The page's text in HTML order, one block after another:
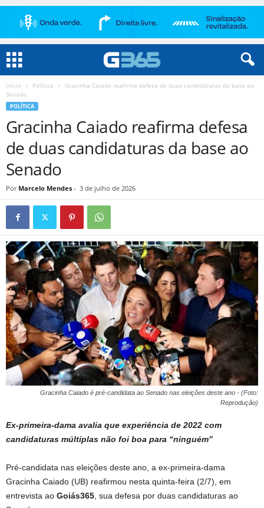
Início Política
Gracinha Caiado reafirma defesa de duas candidaturas da base ao
Senado
POLÍTICA
Gracinha Caiado reafirma defesa
de duas candidaturas da base ao
Senado
Por Marcelo Mendes - 3 de julho de 2026
Gracinha Caiado é pré-candidata ao Senado nas eleições deste ano - (Foto:
Reprodução)
Ex-primeira-dama avalia que experiência de 2022 com
candidaturas múltiplas não foi boa para “ninguém”
Pré-candidata nas eleições deste ano, a ex-primeira-dama
Gracinha Caiado (UB) reafirmou nesta quinta-feira (2/7), em
entrevista ao Goiás365 , sua defesa por duas candidaturas ao